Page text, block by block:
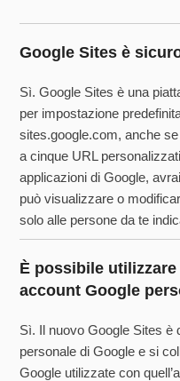
Google Sites è
Sì. Google Sites è una
per impostazione
sites.google.com, anche
a cinque URL
applicazioni di Google,
può visualizzare o
solo alle persone da te
È possibile
account Google
Sì. Il nuovo Google Sites è
personale di Google e si
Google utilizzate con